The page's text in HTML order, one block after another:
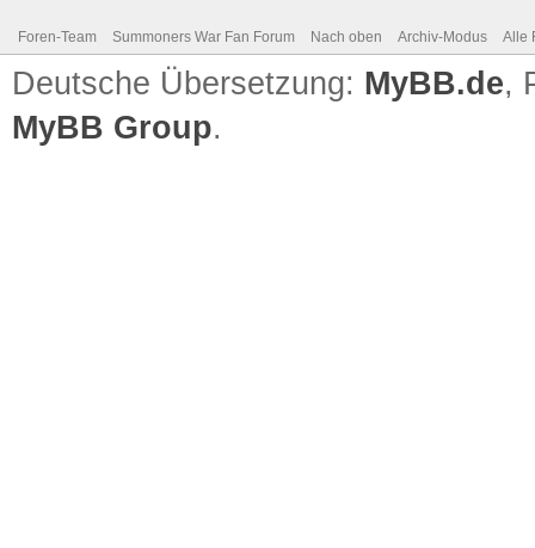
Foren-Team Summoners War Fan Forum Nach oben Archiv-Modus Alle
Deutsche Übersetzung: MyBB.de,
MyBB Group.